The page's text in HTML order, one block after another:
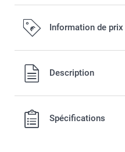
Information de prix
Tous les prix sont en
port.
Description
Spécifications